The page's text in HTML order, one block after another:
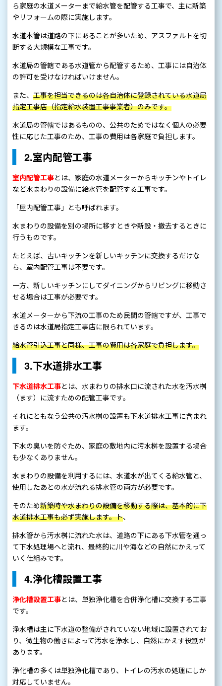
ら家庭の水道メーターまで給水管を配管する工事で、主に新築
やリフォームの際に実施します。
水道本管は道路の下にあることが多いため、アスファルトを切
断する大規模な工事です。
水道局の管轄である水道管から配管するため、工事には自治体
の許可を受けなければいけません。
また、 工事を担当できるのは各自治体に登録されている水道局
指定工事店（指定給水装置工事事業者）のみです。
水道局の管轄ではあるものの、公共のためではなく個人の必要
性に応じた工事のため、工事の費用は各家庭で負担します。
2.室内配管工事
室内配管工事とは、家庭の水道メーターからキッチンやトイレ
など水まわりの設備に給水管を配管する工事です。
「屋内配管工事」とも呼ばれます。
水まわりの設備を別の場所に移すときや新設・撤去するときに
行うものです。
たとえば、古いキッチンを新しいキッチンに交換するだけな
ら、室内配管工事は不要です。
一方、新しいキッチンにしてダイニングからリビングに移動さ
せる場合は工事が必要です。
水道メーターから下流の工事のため民間の管轄ですが、工事で
きるのは水道局指定工事店に限られています。
給水管引込工事と同様、工事の費用は各家庭で負担します。
3.下水道排水工事
下水道排水工事とは、水まわりの排水口に流された水を汚水桝
（ます）に流すための配管工事です。
それにともなう公共の汚水桝の設置も下水道排水工事に含まれ
ます。
下水の臭いを防ぐため、家庭の敷地内に汚水桝を設置する場合
も少なくありません。
水まわりの設備を利用するには、水道水が出てくる給水管と、
使用したあとの水が流れる排水管の両方が必要です。
そのため新築時や水まわりの設備を移動する際は、基本的に下
水道排水工事も必ず実施します。ト、
排水管から汚水桝に流れた水は、道路の下にある下水管を通っ
て下水処理場へと流れ、最終的に川や海などの自然にかえって
いく仕組みです。
4.浄化槽設置工事
浄化槽設置工事とは、単独浄化槽を合併浄化槽に交換する工事
です。
浄水槽は主に下水道の整備がされていない地域に設置されてお
り、微生物の働きによって汚水を浄水し、自然にかえす役割が
あります。
浄化槽の多くは単独浄化槽であり、トイレの汚水の処理にしか
対応していません。